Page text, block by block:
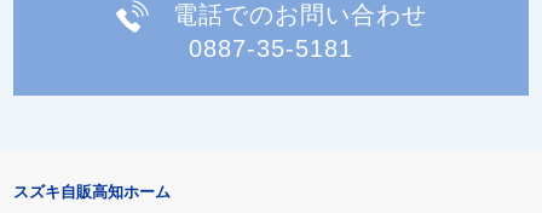
電話でのお問い合わせ
0887-35-5181
スズキ自販高知ホーム